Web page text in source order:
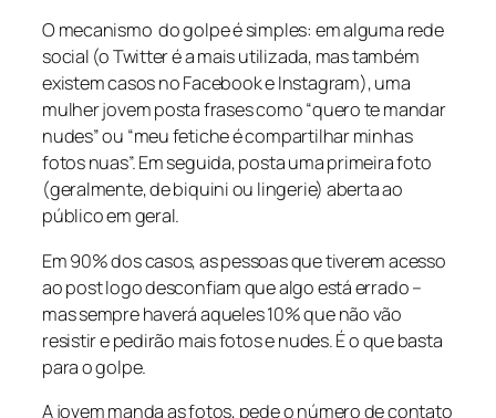
O mecanismo do golpe é simples: em alguma rede
social (o Twitter é a mais utilizada, mas também
existem casos no Facebook e Instagram), uma
mulher jovem posta frases como “quero te mandar
nudes” ou “meu fetiche é compartilhar minhas
fotos nuas”. Em seguida, posta uma primeira foto
(geralmente, de biquini ou lingerie) aberta ao
público em geral.
Em 90% dos casos, as pessoas que tiverem acesso
ao post logo desconfiam que algo está errado –
mas sempre haverá aqueles 10% que não vão
resistir e pedirão mais fotos e nudes. É o que basta
para o golpe.
A jovem manda as fotos, pede o número de contato